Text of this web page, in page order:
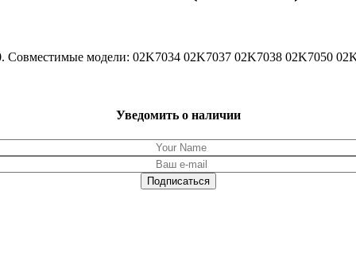
Совместимые модели: 02K7034 02K7037 02K7038 02K7050
Уведомить о наличии